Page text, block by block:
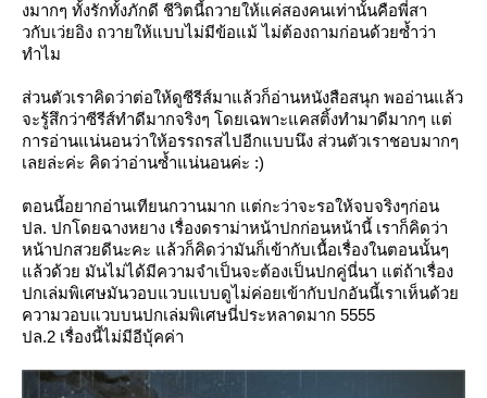
งมากๆ ทั้งรักทั้งภักดี ชีวิตนี้ถวายให้แค่สองคนเท่านั้นคือพี่สา
วกับเว่ยอิง ถวายให้แบบไม่มีข้อแม้ ไม่ต้องถามก่อนด้วยซ้ำว่า
ทำไม
ส่วนตัวเราคิดว่าต่อให้ดูซีรีส์มาแล้วก็อ่านหนังสือสนุก พออ่านแล้ว
จะรู้สึกว่าซีรีส์ทำดีมากจริงๆ โดยเฉพาะแคสติ้งทำมาดีมากๆ แต่
การอ่านแน่นอนว่าให้อรรถรสไปอีกแบบนึง ส่วนตัวเราชอบมากๆ
เลยล่ะค่ะ คิดว่าอ่านซ้ำแน่นอนค่ะ :)
ตอนนี้อยากอ่านเทียนกวานมาก แต่กะว่าจะรอให้จบจริงๆก่อน
ปล. ปกโดยฉางหยาง เรื่องดราม่าหน้าปกก่อนหน้านี้ เราก็คิดว่า
หน้าปกสวยดีนะคะ แล้วก็คิดว่ามันก็เข้ากับเนื้อเรื่องในตอนนั้นๆ
ล้วด้วย มันไม่ได้มีความจำเป็นจะต้องเป็นปกคู่นี่นา แต่ถ้าเรื่อง
ปกเล่มพิเศษมันวอบแวบแบบดูไม่ค่อยเข้ากับปกอันนี้เราเห็นด้ว
ความวอบแวบบนปกเล่มพิเศษนี่ประหลาดมาก 5555
ปล.2 เรื่องนี้ไม่มีอีบุ้คค่า